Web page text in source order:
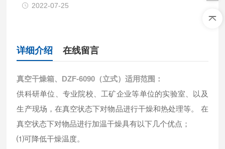
2022-07-25
详细介绍 在线留言
真空干燥箱、DZF-6090（立式）适用范围：
供科研单位、专业院校、工矿企业等单位的实验室、以及
生产现场，在真空状态下对物品进行干燥和热处理等。 在
真空状态下对物品进行加温干燥具有以下几个优点；
⑴可降低干燥温度。